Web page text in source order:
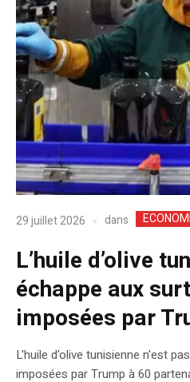
29 juillet 2026 dans
L’huile d’olive
échappe aux
imposées par
L'huile d'olive tunisienne n'est
imposées par Trump à 60